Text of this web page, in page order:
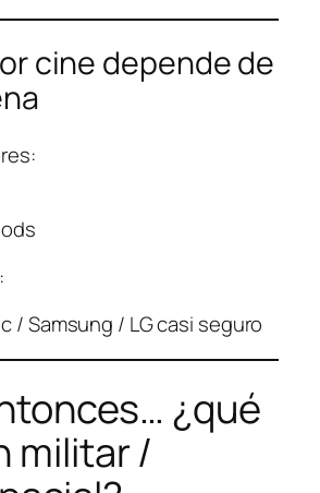
cine depende de
/ Samsung / LG casi seguro
¿qué
militar /